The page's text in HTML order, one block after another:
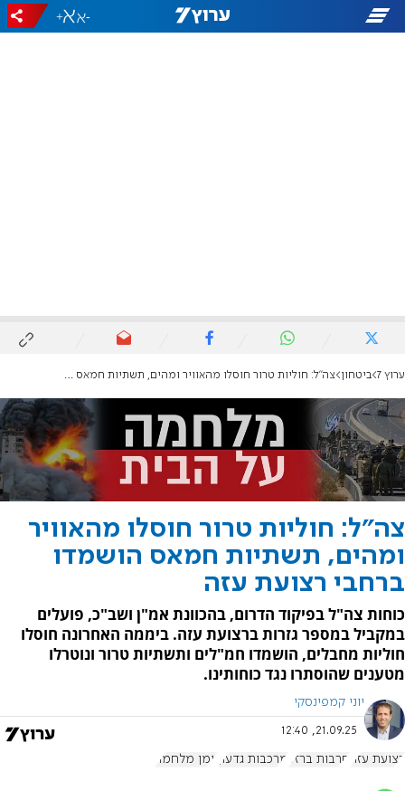
-
+
ערוץ 7 ביטחון צה"ל: חוליות טרור חוסלו מהאוויר ומהים, תשתיות חמאס הושמדו ברחבי רצועת עזה
צה"ל: חוליות טרור חוסלו מהאוויר
ומהים, תשתיות חמאס הושמדו
ברחבי רצועת עזה
כוחות צה"ל בפיקוד הדרום, בהכוונת אמ"ן ושב"כ, פועלים
במקביל במספר גזרות ברצועת עזה. ביממה האחרונה חוסלו
חוליות מחבלים, הושמדו חמ"לים ותשתיות טרור ונוטרלו
מטענים שהוסתרו נגד כוחותינו.
יוני קמפינסקי
21.09.25, 12:40
רצועת עזה חרבות ברזל מרכבות גדעון יומן מלחמה